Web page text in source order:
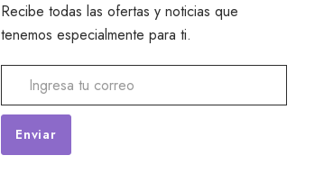
Recibe todas las ofertas y noticias que
tenemos especialmente para ti.